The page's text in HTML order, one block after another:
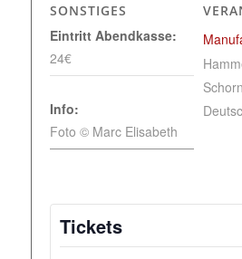
SONSTIGES
Eintritt Abendkasse:
24€
Info:
Foto © Marc Elisabeth
Tickets